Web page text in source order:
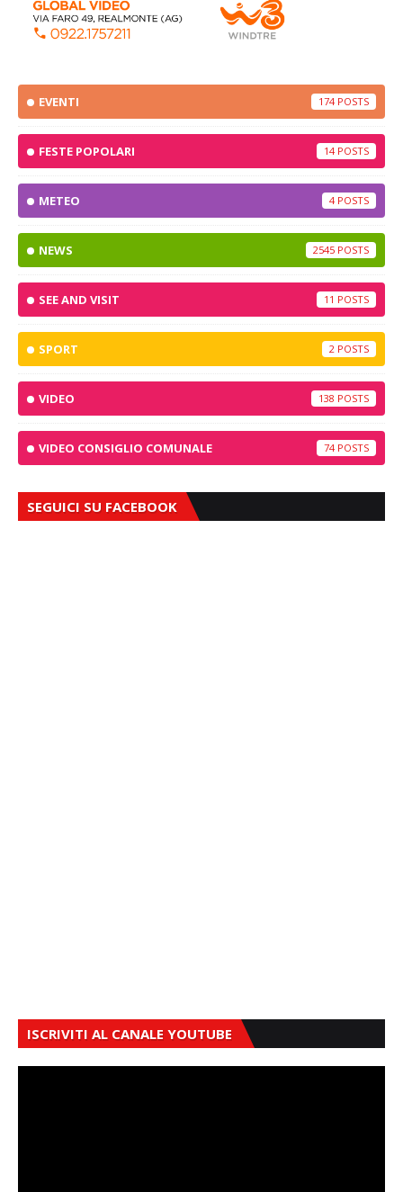
EVENTI 174
FESTE POPOLARI 14
METEO 4
NEWS 2545
SEE AND VISIT 11
SPORT 2
VIDEO 138
VIDEO CONSIGLIO COMUNALE 74
SEGUICI SU FACEBOOK
ISCRIVITI AL CANALE YOUTUBE